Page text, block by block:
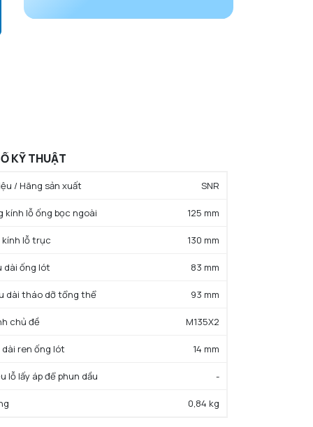
KỸ THUẬT
/ Hãng sản xuất SNR
kính lỗ ống bọc ngoài 125 mm
lỗ trục 130 mm
dài ống lót 83 mm
dài tháo dỡ tổng thể 93 mm
chủ đề M135X2
dài ren ống lót 14 mm
lỗ lấy áp để phun dầu -
0,84 kg